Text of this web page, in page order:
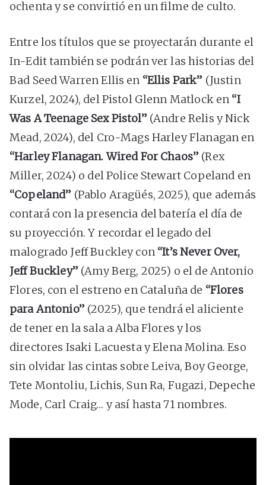
ochenta y se convirtió en un filme de culto.
Entre los títulos que se proyectarán durante el
In-Edit también se podrán ver las historias del
Bad Seed Warren Ellis en “Ellis Park” (Justin
Kurzel, 2024), del Pistol Glenn Matlock en “I
Was A Teenage Sex Pistol”(Andre Relis y Nick
Mead, 2024), del Cro-Mags Harley Flanagan en
“Harley Flanagan. Wired For Chaos” (Rex
Miller, 2024) o del Police Stewart Copeland en
“Copeland” (Pablo Aragüés, 2025), que además
contará con la presencia del batería el día de
su proyección. Y recordar el legado del
malogrado Jeff Buckley con “It’s Never Over,
Jeff Buckley”(Amy Berg, 2025) o el de Antonio
Flores, con el estreno en Cataluña de “Flores
para Antonio”(2025), que tendrá el aliciente
de tener en la sala a Alba Flores y los
directores Isaki Lacuesta y Elena Molina. Eso
sin olvidar las cintas sobre Leiva, Boy George,
Tete Montoliu, Lichis, Sun Ra, Fugazi, Depeche
Mode, Carl Craig… y así hasta 71 nombres.